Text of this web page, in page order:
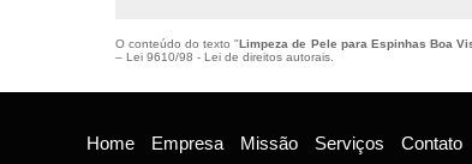
O conteúdo do texto "Limpeza de Pele para Espinhas Boa
– Lei 9610/98 - Lei de direitos autorais
Home Empresa Missão Serviços Contato